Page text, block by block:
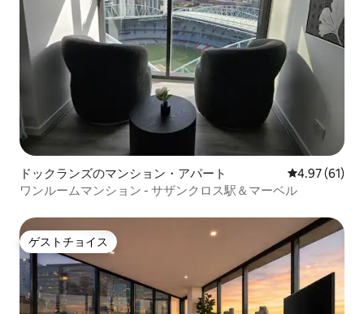
ドックランズのマンション・アパート レビュー61
4.97 (61)
ワンルームマンション - サザンクロス駅＆マーベル
ゲストチョイス
ゲストチョイス